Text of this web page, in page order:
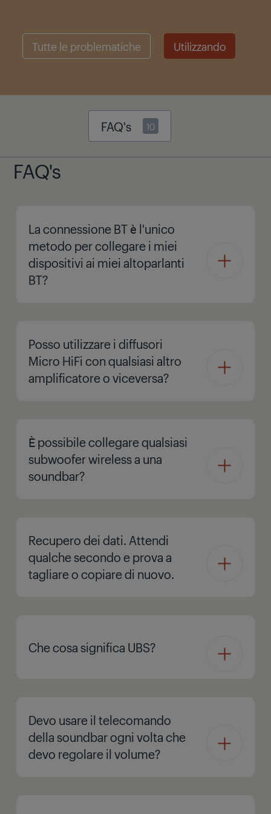
Tutte le problematiche Utilizzando
FAQ's 10
FAQ's
La connessione BT è l'unico
metodo per collegare i miei
dispositivi ai miei altoparlanti
BT?
Posso utilizzare i diffusori
Micro HiFi con qualsiasi altro
amplificatore o viceversa?
È possibile collegare qualsiasi
subwoofer wireless a una
soundbar?
Recupero dei dati. Attendi
qualche secondo e prova a
tagliare o copiare di nuovo.
Che cosa significa UBS?
Devo usare il telecomando
della soundbar ogni volta che
devo regolare il volume?